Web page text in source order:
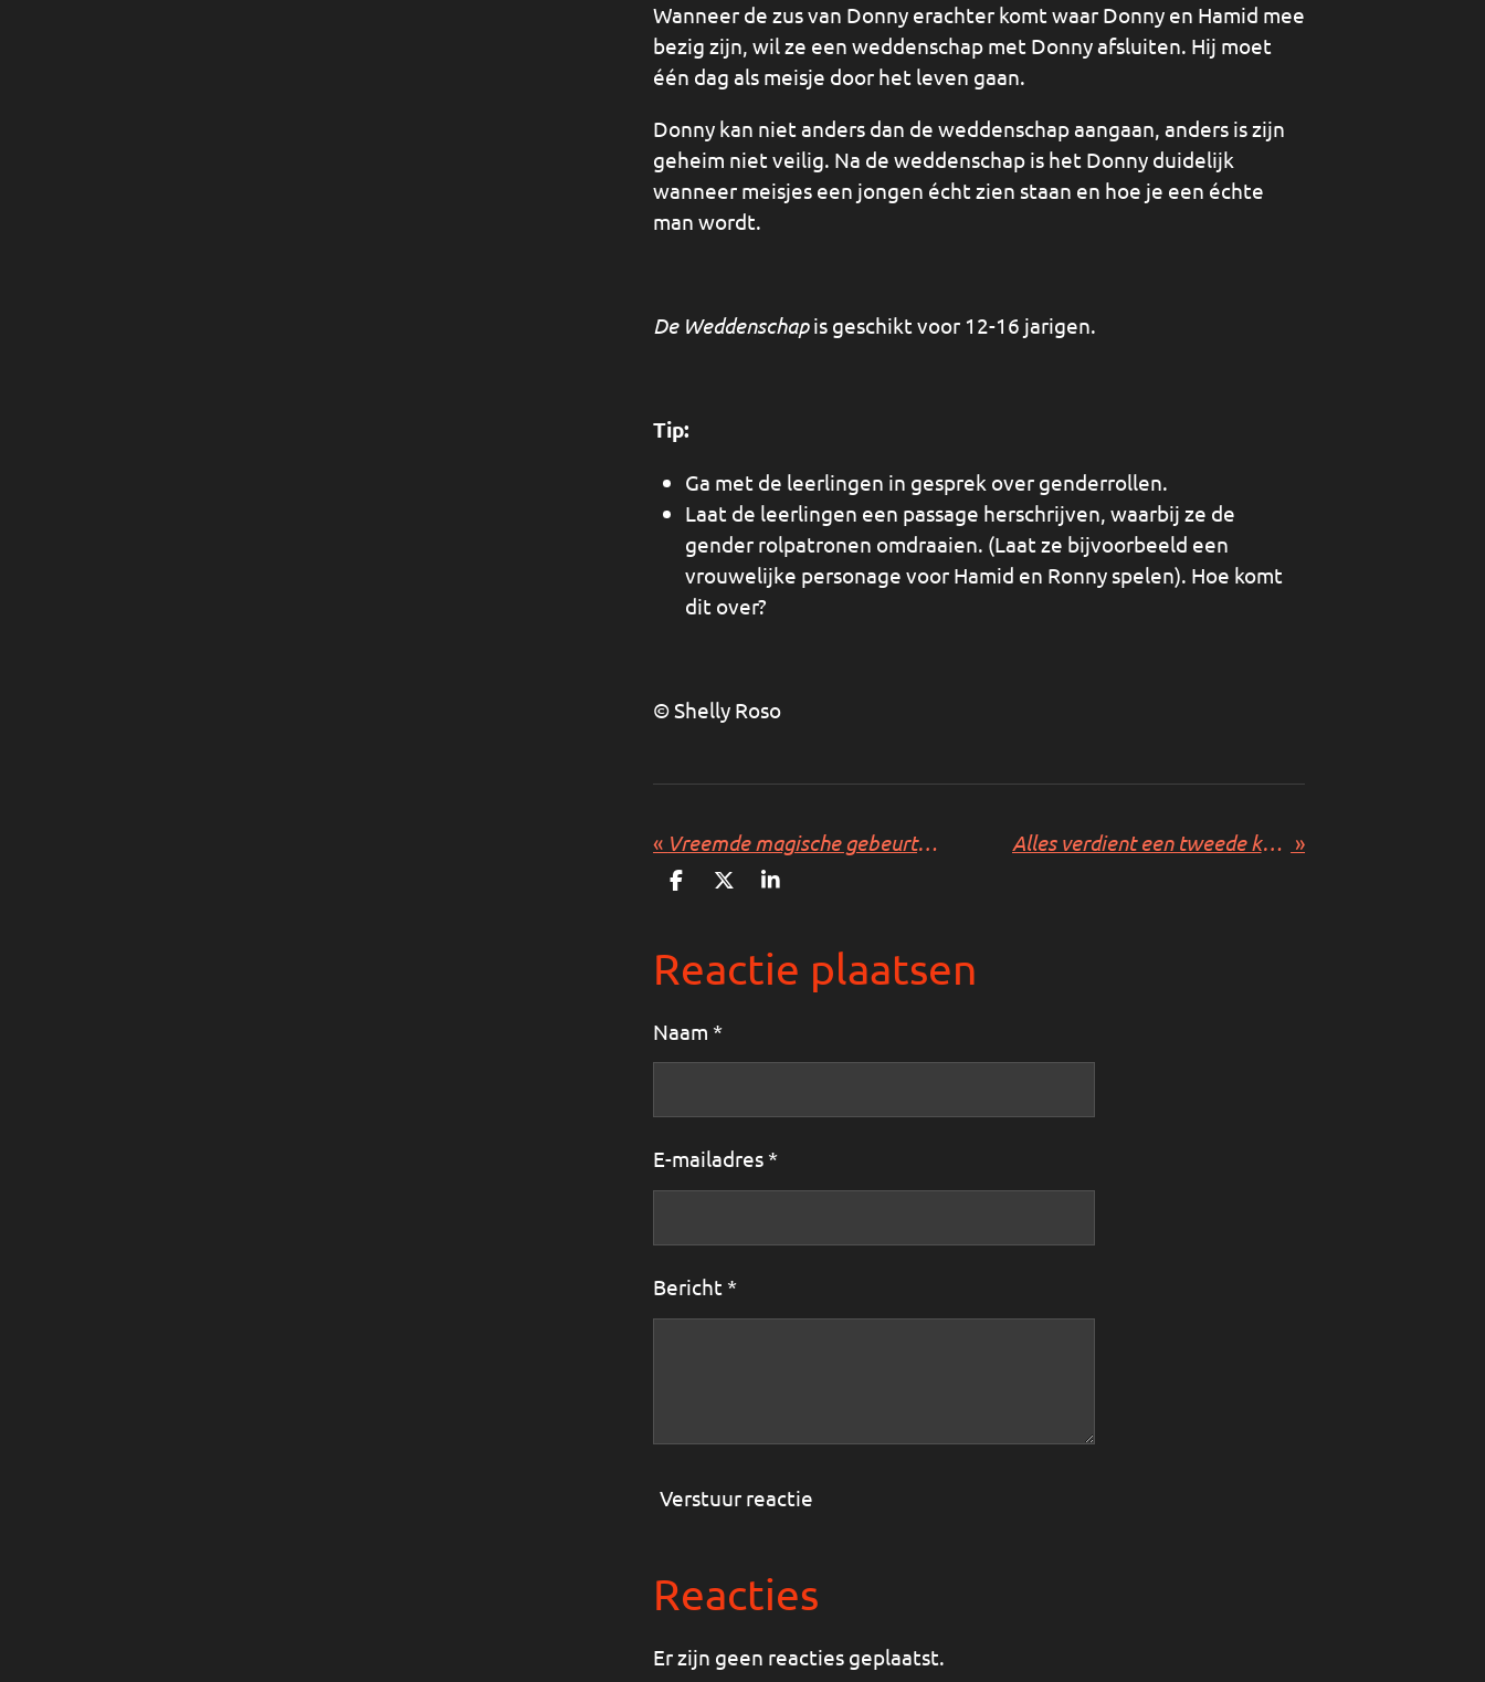
Wanneer de zus van Donny erachter komt waar Donny en Hamid mee
bezig zijn, wil ze een weddenschap met Donny afsluiten. Hij moet
één dag als meisje door het leven gaan.
Donny kan niet anders dan de weddenschap aangaan, anders is zijn
geheim niet veilig. Na de weddenschap is het Donny duidelijk
wanneer meisjes een jongen écht zien staan en hoe je een échte
man wordt.
De Weddenschapis geschikt voor 12-16 jarigen.
Tip:
Ga met de leerlingen in gesprek over genderrollen.
Laat de leerlingen een passage herschrijven, waarbij ze de
gender rolpatronen omdraaien. (Laat ze bijvoorbeeld een
vrouwelijke personage voor Hamid en Ronny spelen). Hoe komt
dit over?
© Shelly Roso
« Vreemde magische gebeurtenissen Alles verdient een tweede kans »
D
e
n
D
S
r
e
Reactie plaatsen
Naam *
E-mailadres *
Bericht *
Verstuur reactie
Reacties
Er zijn geen reacties geplaatst.